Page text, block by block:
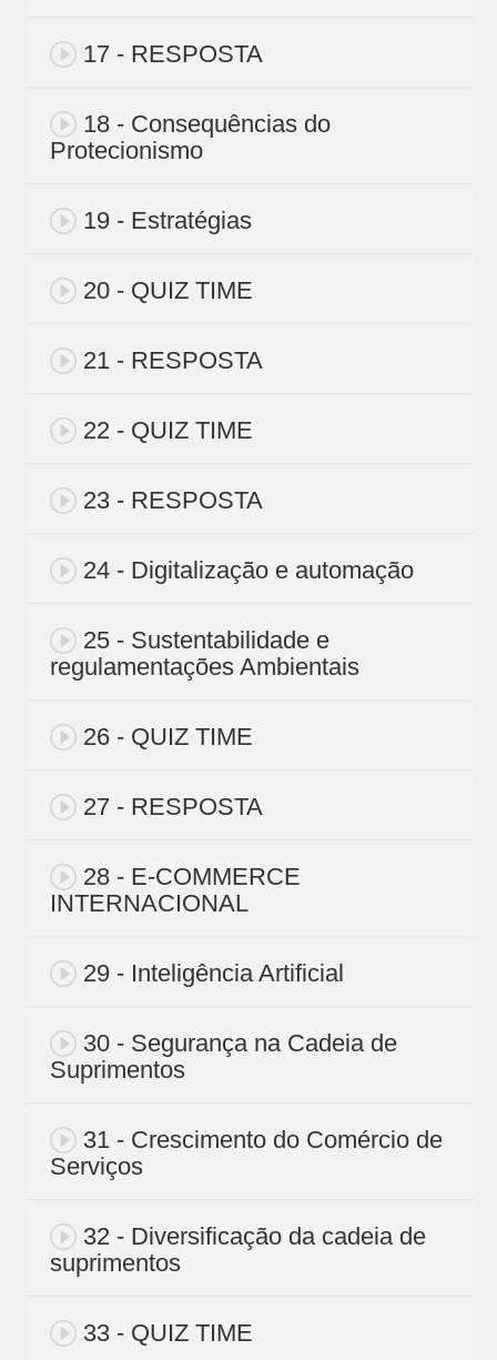
17 - RESPOSTA
18 - Consequências do
Protecionismo
19 - Estratégias
20 - QUIZ TIME
21 - RESPOSTA
22 - QUIZ TIME
23 - RESPOSTA
24 - Digitalização e automação
25 - Sustentabilidade e
regulamentações Ambientais
26 - QUIZ TIME
27 - RESPOSTA
28 - E-COMMERCE
INTERNACIONAL
29 - Inteligência Artificial
30 - Segurança na Cadeia de
Suprimentos
31 - Crescimento do Comércio de
Serviços
32 - Diversificação da cadeia de
suprimentos
33 - QUIZ TIME